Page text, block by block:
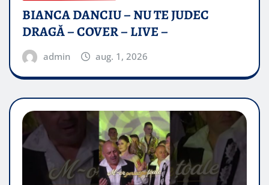
BIANCA DANCIU – NU TE JUDEC
DRAGĂ – COVER – LIVE –
admin aug. 1, 2026